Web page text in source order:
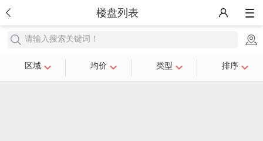
楼盘列表
请输入搜索关键词！
区域 均价 类型 排序